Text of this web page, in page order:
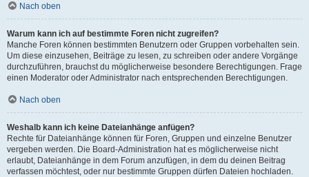
Nach oben
Warum kann ich auf bestimmte Foren nicht zugreifen?
Manche Foren können bestimmten Benutzern oder Gruppen vorbehalten sein.
Um diese einzusehen, Beiträge zu lesen, zu schreiben oder andere Vorgänge
durchzuführen, brauchst du möglicherweise besondere Berechtigungen. Frage
einen Moderator oder Administrator nach entsprechenden Berechtigungen.
Nach oben
Weshalb kann ich keine Dateianhänge anfügen?
Rechte für Dateianhänge können für Foren, Gruppen und einzelne Benutzer
vergeben werden. Die Board-Administration hat es möglicherweise nicht
erlaubt, Dateianhänge in dem Forum anzufügen, in dem du deinen Beitrag
verfassen möchtest, oder nur bestimmte Gruppen dürfen Dateien hochladen.